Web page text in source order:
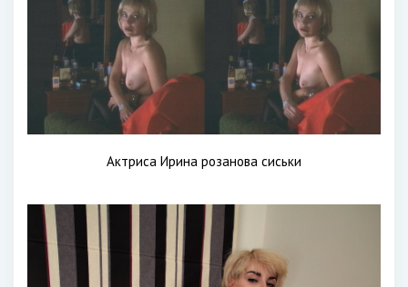
Актриса Ирина розанова сиськи